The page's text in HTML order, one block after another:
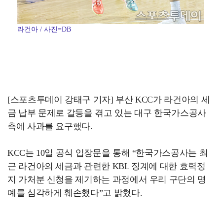
라건아 / 사진=DB
[스포츠투데이 강태구 기자] 부산 KCC가 라건아의 세
금 납부 문제로 갈등을 겪고 있는 대구 한국가스공사
측에 사과를 요구했다.
KCC는 10일 공식 입장문을 통해 “한국가스공사는 최
근 라건아의 세금과 관련한 KBL 징계에 대한 효력정
지 가처분 신청을 제기하는 과정에서 우리 구단의 명
예를 심각하게 훼손했다”고 밝혔다.